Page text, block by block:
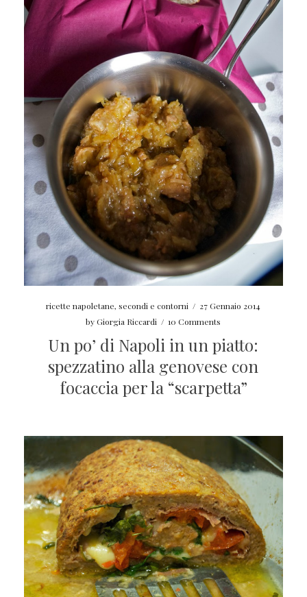
ricette napoletane,secondi e contorni / 27 Gennaio 2014
byGiorgia Riccardi / 10 Comments
Un po’ di Napoli in un piatto:
spezzatino alla genovese con
focaccia per la “scarpetta”